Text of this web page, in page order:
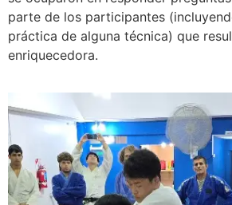
parte de los participantes
práctica de alguna técnica) que
enriquecedora.